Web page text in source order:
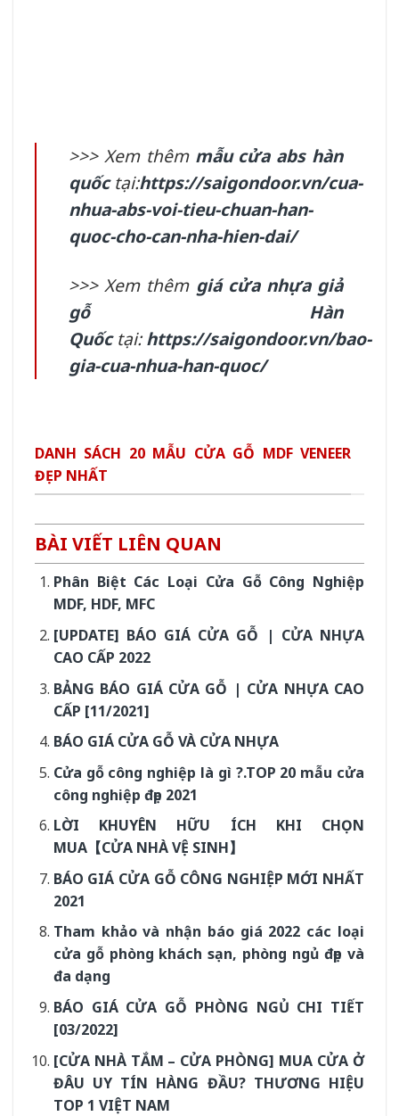
>>> Xem thêm mẫu cửa abs hàn
quốctại:https://saigondoor.vn/cua-
nhua-abs-voi-tieu-chuan-han-
quoc-cho-can-nha-hien-dai/
>>> Xem thêm giá cửa nhựa giả
gỗ Hàn
Quốctại:https://saigondoor.vn/bao-
gia-cua-nhua-han-quoc/
DANH SÁCH 20 MẪU CỬA GỖ MDF VENEER
ĐẸP NHẤT
BÀI VIẾT LIÊN QUAN
Phân Biệt Các Loại Cửa Gỗ Công Nghiệp
MDF, HDF, MFC
[UPDATE] BÁO GIÁ CỬA GỖ | CỬA NHỰA
CAO CẤP 2022
BẢNG BÁO GIÁ CỬA GỖ | CỬA NHỰA CAO
CẤP [11/2021]
BÁO GIÁ CỬA GỖ VÀ CỬA NHỰA
Cửa gỗ công nghiệp là gì ?.TOP 20 mẫu cửa
công nghiệp đẹp 2021
LỜI KHUYÊN HỮU ÍCH KHI CHỌN
MUA【CỬA NHÀ VỆ SINH】
BÁO GIÁ CỬA GỖ CÔNG NGHIỆP MỚI NHẤT
2021
Tham khảo và nhận báo giá 2022 các loại
cửa gỗ phòng khách sạn, phòng ngủ đẹp và
đa dạng
BÁO GIÁ CỬA GỖ PHÒNG NGỦ CHI TIẾT
[03/2022]
[CỬA NHÀ TẮM – CỬA PHÒNG] MUA CỬA Ở
ĐÂU UY TÍN HÀNG ĐẦU? THƯƠNG HIỆU
TOP 1 VIỆT NAM